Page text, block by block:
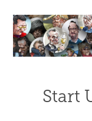
Start